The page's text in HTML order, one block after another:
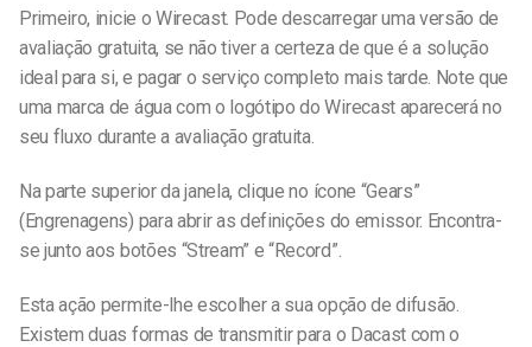
Primeiro, inicie o Wirecast. Pode descarregar uma versão de
avaliação gratuita, se não tiver a certeza de que é a solução
ideal para si, e pagar o serviço completo mais tarde. Note que
uma marca de água com o logótipo do Wirecast aparecerá no
seu fluxo durante a avaliação gratuita.
Na parte superior da janela, clique no ícone “Gears”
(Engrenagens) para abrir as definições do emissor. Encontra-
se junto aos botões “Stream” e “Record”.
Esta ação permite-lhe escolher a sua opção de difusão.
Existem duas formas de transmitir para o Dacast com o